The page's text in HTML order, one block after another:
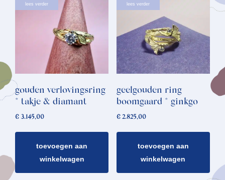
lees verder
gouden verlovingsring
* takje & diamant
€ 3.145,00
toevoegen aan
winkelwagen
lees verder
geelgouden ring
boomgaard * ginkgo
€2.825,00
toevoegen aan
winkelwagen